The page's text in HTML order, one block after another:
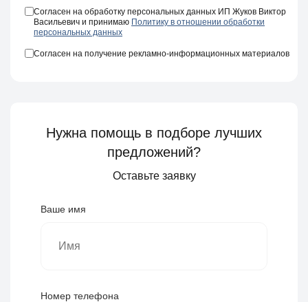
Согласен на обработку персональных данных ИП Жуков Виктор
Васильевич и принимаю Политику в отношении обработки
персональных данных
Согласен на получение рекламно-информационных материалов
Нужна помощь в подборе лучших
предложений?
Оставьте заявку
Ваше имя
Номер телефона